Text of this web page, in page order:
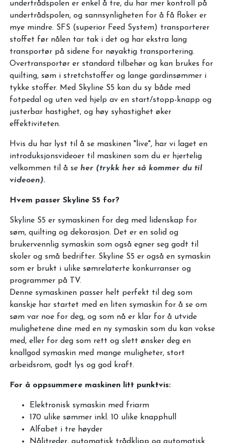
undertrådspolen er enkel å tre, du har mer kontroll på
undertrådspolen, og sannsynligheten for å få floker er
mye mindre. SFS (superior Feed System) transporterer
stoffet før nålen tar tak i det og har ekstra lang
transportør på sidene for nøyaktig transportering.
Overtransportør er standard tilbehør og kan brukes for
quilting, søm i stretchstoffer og lange gardinsømmer i
tykke stoffer. Med Skyline S5 kan du sy både med
fotpedal og uten ved hjelp av en start/stopp-knapp og
justerbar hastighet, og høy syhastighet øker
effektiviteten.
Hvis du har lyst til å se maskinen "live", har vi laget en
introduksjonsvideoer til maskinen som du er hjertelig
velkommen til å se her (trykk her så kommer du til
videoen).
Hvem passer Skyline S5 for?
Skyline S5 er symaskinen for deg med lidenskap for
søm, quilting og dekorasjon. Det er en solid og
brukervennlig symaskin som også egner seg godt til
skoler og små bedrifter. Skyline S5 er også en symaskin
som er brukt i ulike sømrelaterte konkurranser og
programmer på TV.
Denne symaskinen passer helt perfekt til deg som
kanskje har startet med en liten symaskin for å se om
søm var noe for deg, og som nå er klar for å utvide
mulighetene dine med en ny symaskin som du kan vokse
med, eller for deg som rett og slett ønsker deg en
knallgod symaskin med mange muligheter, stort
arbeidsrom, godt lys og god kraft.
For å oppsummere maskinen litt punktvis:
Elektronisk symaskin med friarm
170 ulike sømmer inkl. 10 ulike knapphull
Alfabet i tre høyder